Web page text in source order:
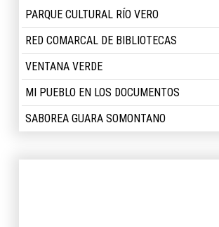
PARQUE CULTURAL RÍO VERO
RED COMARCAL DE BIBLIOTECAS
VENTANA VERDE
MI PUEBLO EN LOS DOCUMENTOS
SABOREA GUARA SOMONTANO